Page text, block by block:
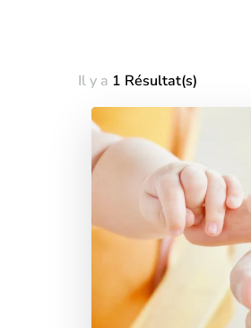
Il y a 1 Résultat(s)